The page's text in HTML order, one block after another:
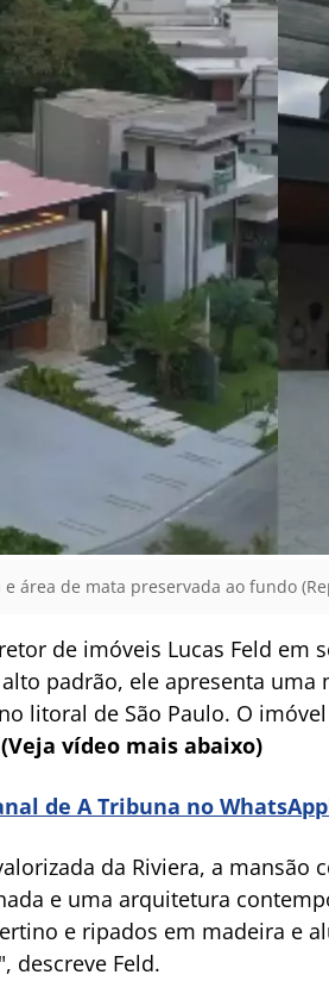
área de mata preservada ao fundo
de imóveis Lucas Feld em
padrão, ele apresenta
litoral de São Paulo. O
(Veja vídeo mais abaixo)
de A Tribuna no
da Riviera, a mansão
e uma arquitetura
e ripados em madeira e
descreve Feld.